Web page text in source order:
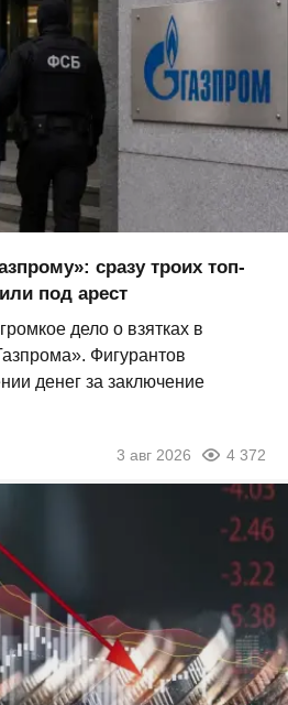
сразу троих топ-
под арест
дело о взятках в
Фигурантов
денег за заключение
3 авг 2026 4 372